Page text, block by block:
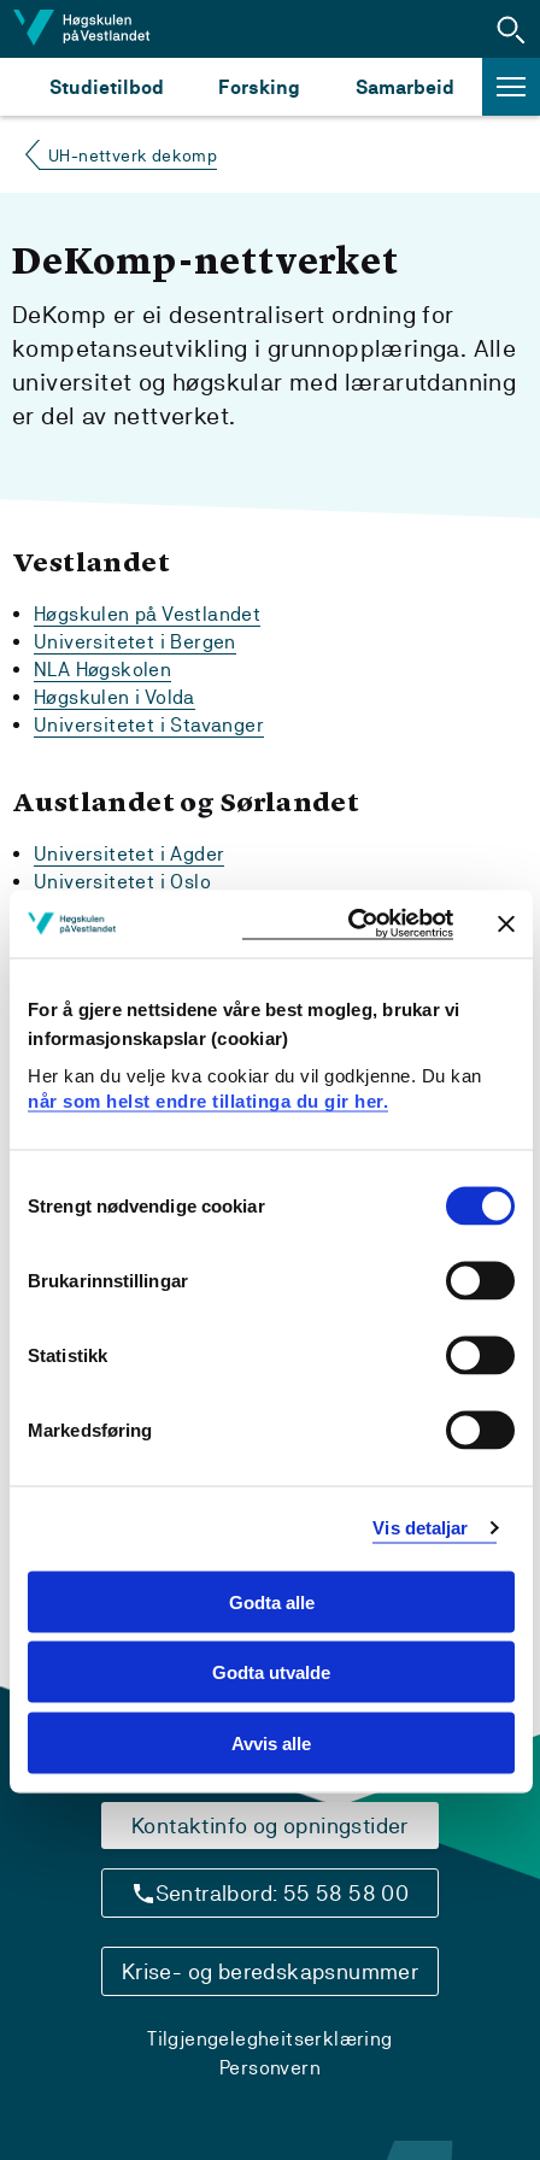
For å gjere nettsidene våre best mogleg, brukar vi
informasjonskapslar (cookiar)
Her kan du velje kva cookiar du vil godkjenne. Du kan
når som helst endre tillatinga du gir her.
Selection
Strengt nødvendige cookiar
Brukarinnstillingar
Statistikk
Markedsføring
Vis detaljar
Godta alle
Godta utvalde
Avvis alle
Hopp til innhald
Studietilbod Forsking Samarbeid
UH-nettverk dekomp
DeKomp-nettverket
DeKomp er ei desentralisert ordning for
kompetanseutvikling i grunnopplæringa. Alle
universitet og høgskular med lærarutdanning
er del av nettverket.
Vestlandet
Høgskulen på Vestlandet
Universitetet i Bergen
NLA Høgskolen
Høgskulen i Volda
Universitetet i Stavanger
Austlandet og Sørlandet
Universitetet i Agder
Universitetet i Oslo
Oslomet – Storbyuniversitetet
Universitetet i Sørøst-Norge
Norges Idrettshøgskole
Norges musikkhøgskole
Høgskolen i Innlandet
Høgskolen i Østfold
UIT – Norges arktiske universitet
Kontaktinfo og opningstider
Sentralbord: 55 58 58 00
Krise- og beredskapsnummer
Tilgjengelegheitserklæring
Personvern